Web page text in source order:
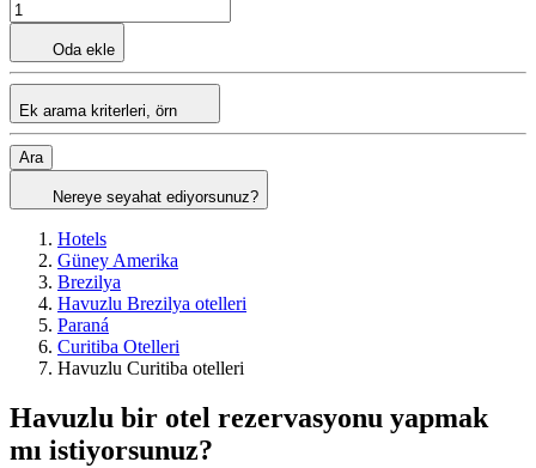
Oda ekle
Ek arama kriterleri, örn
Ara
Nereye seyahat ediyorsunuz?
Hotels
Güney Amerika
Brezilya
Havuzlu Brezilya otelleri
Paraná
Curitiba Otelleri
Havuzlu Curitiba otelleri
Havuzlu bir otel rezervasyonu yapmak
mı istiyorsunuz?